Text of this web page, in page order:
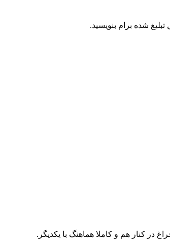
شده برام بنویسید.
در کنار هم و کاملا هماهنگ با یکدیگر.